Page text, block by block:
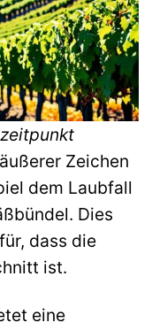
Zeichen
dem Laubfall
Dies
dass die
ist.
eine